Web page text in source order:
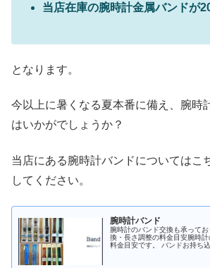
当店在庫の腕時計金属バンドが
となります。
今以上に暑くなる夏本番に備え、腕時
はいかがでしょうか？
当店にある腕時計バンドについてはこ
してください。
腕時計バンド
腕時計のバンド交換も承って
換・長さ調整の料金目安腕時
料金目安です。 バンドお持ち